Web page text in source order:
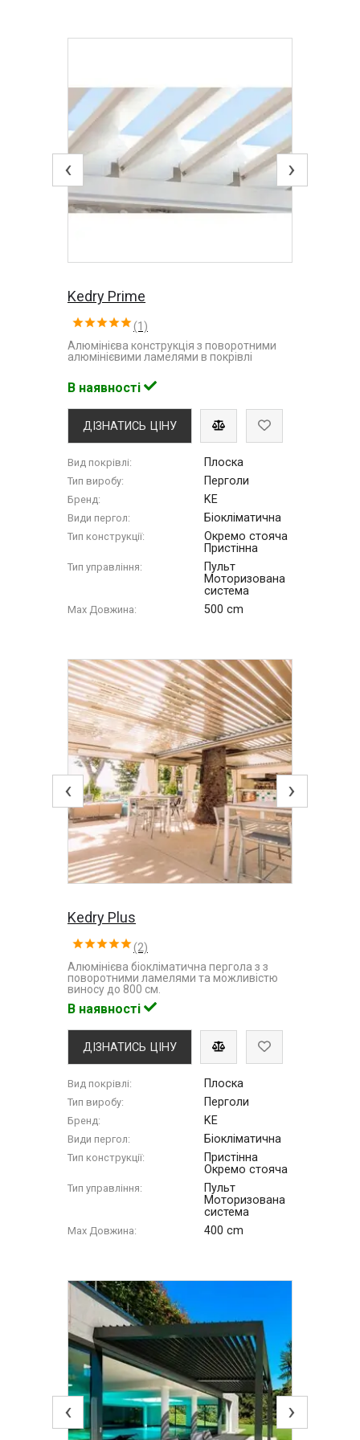
‹ ›
Kedry Prime
(1)
Алюмінієва конструкція з поворотними
алюмінієвими ламелями в покрівлі
В наявності
ДІЗНАТИСЬ ЦІНУ
Вид покрівлі: Плоска
Тип виробу: Перголи
Бренд: KE
Види пергол: Біокліматична
Тип конструкції:
Окремо стояча
Пристінна
Тип управління:
Пульт
Моторизована
система
Max Довжина: 500 cm
‹ ›
Kedry Plus
(2)
Алюмінієва біокліматична пергола з з
поворотними ламелями та можливістю
виносу до 800 см.
В наявності
ДІЗНАТИСЬ ЦІНУ
Вид покрівлі: Плоска
Тип виробу: Перголи
Бренд: KE
Види пергол: Біокліматична
Тип конструкції:
Пристінна
Окремо стояча
Тип управління:
Пульт
Моторизована
система
Max Довжина: 400 cm
‹ ›